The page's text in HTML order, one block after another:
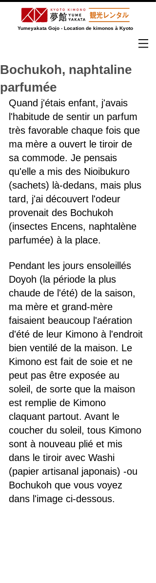
Yumeyakata Gojo - Location de kimonos à Kyoto
Bochukoh, naphtaline
parfumée
Quand j'étais enfant, j'avais
l'habitude de sentir un parfum
très favorable chaque fois que
ma mère a ouvert le tiroir de
sa commode. Je pensais
qu'elle a mis des Nioibukuro
(sachets) là-dedans, mais plus
tard, j'ai découvert l'odeur
provenait des Bochukoh
(insectes Encens, naphtalène
parfumée) à la place.
Pendant les jours ensoleillés
Doyoh (la période la plus
chaude de l'été) de la saison,
ma mère et grand-mère
faisaient beaucoup l'aération
d'été de leur Kimono à l'endroit
bien ventilé de la maison. Le
Kimono est fait de soie et ne
peut pas être exposée au
soleil, de sorte que la maison
est remplie de Kimono
claquant partout. Avant le
coucher du soleil, tous Kimono
sont à nouveau plié et mis
dans le tiroir avec Washi
(papier artisanal japonais) -ou
Bochukoh que vous voyez
dans l'image ci-dessous.